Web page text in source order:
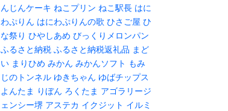
んじんケーキ ねこプリン ねこ駅長 はに
わぷりん はにわぷりんの歌 ひさご屋 ひ
な祭り ひやしあめ びっくりメロンパン
ふるさと納税 ふるさと納税返礼品 まど
い まりひめ みかん みかんソフト もみ
じのトンネル ゆきちゃん ゆばチップス
よんたま りぼん ろくたま アゴラリージ
ェンシー堺 アステカ イクジット イルミ